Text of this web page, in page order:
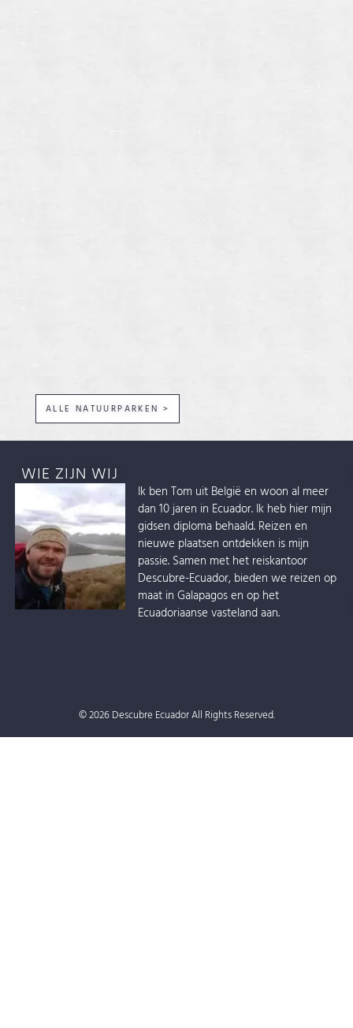
ALLE NATUURPARKEN >
WIE ZIJN WIJ
Ik ben Tom uit België en woon al meer
dan 10 jaren in Ecuador. Ik heb hier mijn
gidsen diploma behaald. Reizen en
nieuwe plaatsen ontdekken is mijn
passie. Samen met het reiskantoor
Descubre-Ecuador, bieden we reizen op
maat in Galapagos en op het
Ecuadoriaanse vasteland aan.
© 2026 Descubre Ecuador All Rights Reserved.